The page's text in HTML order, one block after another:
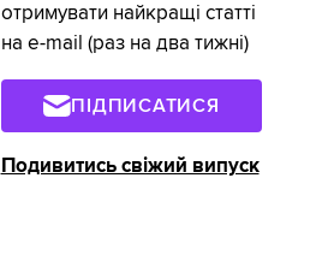
отримувати найкращі статті
на e-mail (раз на два тижні)
ПІДПИСАТИСЯ
Подивитись свіжий випуск